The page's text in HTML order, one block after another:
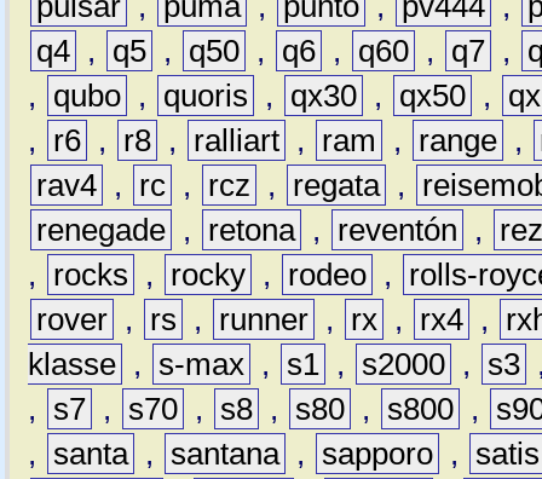
q4 , q5 , q50 , q6 , q60 , q7 ,
,
qubo , quoris , qx30 , qx50 ,
,
r6 , r8 , ralliart , ram , range ,
rav4 , rc , rcz , regata ,
renegade , retona , reventón ,
,
rocks , rocky , rodeo ,
rolls-
rover , rs , runner , rx , rx4 ,
klasse , s-max , s1 , s2000 , s3
,
s7 , s70 , s8 , s80 , s800 ,
,
santa , santana , sapporo ,
satis